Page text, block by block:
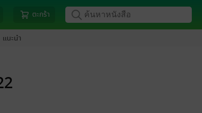
ตะกร้า
แนะนำ